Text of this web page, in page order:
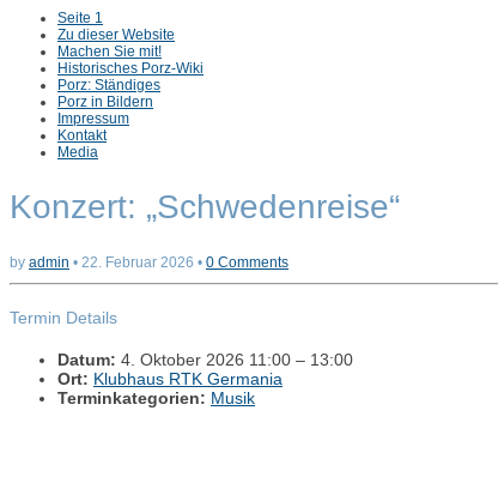
menu
Seite 1
Zu dieser Website
Machen Sie mit!
Historisches Porz-Wiki
Porz: Ständiges
Porz in Bildern
Impressum
Kontakt
Media
Konzert: „Schwedenreise“
by admin • 22. Februar 2026 • 0 Comments
Termin Details
Datum: 4. Oktober 2026 11:00 – 13:00
Ort: Klubhaus RTK Germania
Terminkategorien: Musik